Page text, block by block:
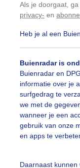
Als je doorgaat,
privacy- en
Heb je al een
Buienradar is
Buienradar en
informatie over je
surfgedrag te
we met de
wanneer je een
gebruik van onze
en apps te
Daarnaast
bij de
Gebruik je
Klik